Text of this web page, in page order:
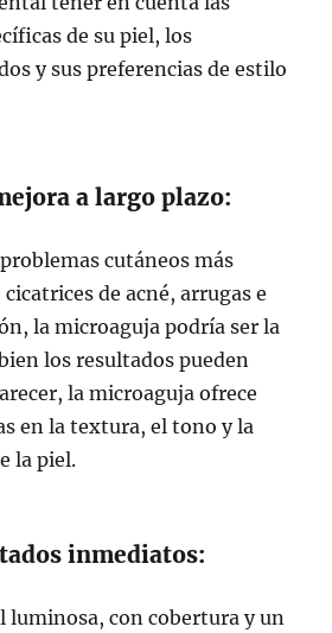
de su piel, los
y sus preferencias de estilo
a largo plazo:
cutáneos más
de acné, arrugas e
la microaguja podría ser la
los resultados pueden
la microaguja ofrece
en la textura, el tono y la
la piel.
inmediatos:
luminosa, con cobertura y un